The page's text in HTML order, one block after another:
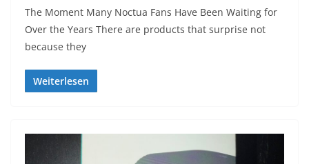
The Moment Many Noctua Fans Have Been Waiting for
Over the Years There are products that surprise not
because they
Weiterlesen